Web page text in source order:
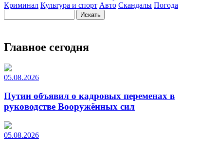
Криминал Культура и спорт Авто Скандалы Погода
Главное сегодня
05.08.2026
Путин объявил о кадровых переменах в
руководстве Вооружённых сил
05.08.2026